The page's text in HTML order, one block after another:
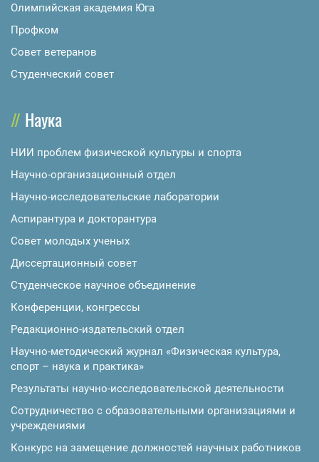
Олимпийская академия Юга
Профком
Совет ветеранов
Студенческий совет
Наука
НИИ проблем физической культуры и спорта
Научно-организационный отдел
Научно-исследовательские лаборатории
Аспирантура и докторантура
Совет молодых ученых
Диссертационный совет
Студенческое научное объединение
Конференции, конгрессы
Редакционно-издательский отдел
Научно-методический журнал «Физическая культура,
спорт – наука и практика»
Результаты научно-исследовательской деятельности
Сотрудничество с образовательными организациями и
учреждениями
Конкурс на замещение должностей научных работников